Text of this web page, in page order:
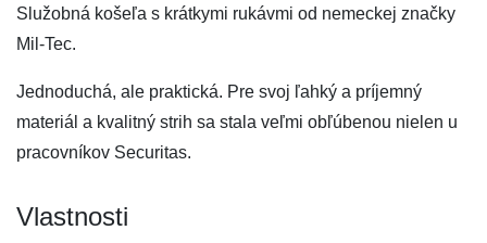
Služobná košeľa s krátkymi rukávmi od nemeckej značky
Mil-Tec.
Jednoduchá, ale praktická. Pre svoj ľahký a príjemný
materiál a kvalitný strih sa stala veľmi obľúbenou nielen u
pracovníkov Securitas.
Vlastnosti